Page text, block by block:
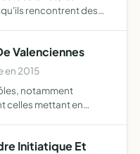
rencontrent des
Valenciennes
en 2015
notamment
celles mettant en
Initiatique Et